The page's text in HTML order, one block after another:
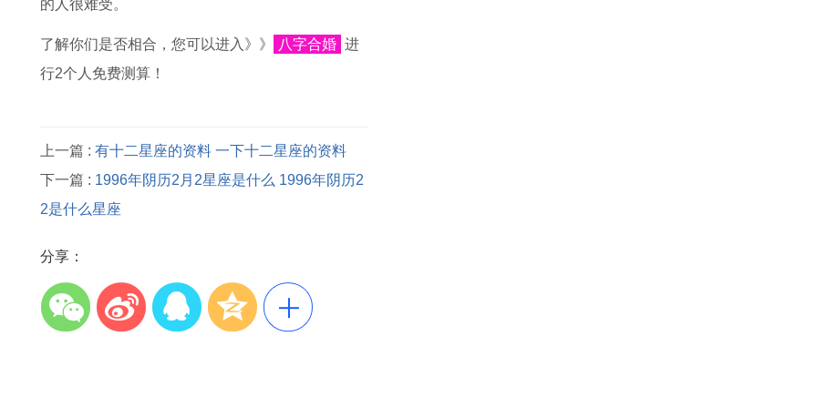
的人很难受。
了解你们是否相合，您可以进入》》 八字合婚 进
行2个人免费测算！
上一篇 : 有十二星座的资料 一下十二星座的资料
下一篇 : 1996年阴历2月2星座是什么 1996年阴历2
2是什么星座
分享：